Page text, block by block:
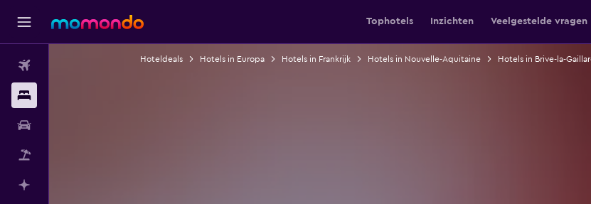
Tophotels Inzichten Veelgestelde vragen
Hoteldeals Hotels in Europa Hotels in Frankrijk Hotels in Nouvelle-Aquitaine Hotels in Brive-la-